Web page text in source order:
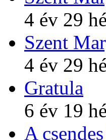
4 év 29
Szent
4 év 29
Gratula
6 év 19
A